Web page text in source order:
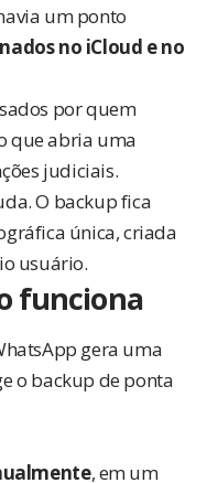
um ponto
no iCloud e no
por quem
que abria uma
judiciais.
O backup fica
única, criada
usuário.
funciona
gera uma
o backup de ponta
, em um